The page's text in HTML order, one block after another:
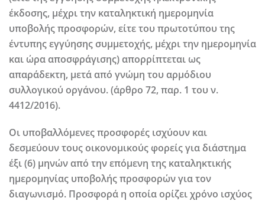
έκδοσης, μέχρι την καταληκτική ημερομηνία
υποβολής προσφορών, είτε του πρωτοτύπου της
έντυπης εγγύησης συμμετοχής, μέχρι την ημερομηνία
και ώρα αποσφράγισης) απορρίπτεται ως
απαράδεκτη, μετά από γνώμη του αρμόδιου
συλλογικού οργάνου. (άρθρο 72, παρ. 1 του ν.
4412/2016).
Οι υποβαλλόμενες προσφορές ισχύουν και
δεσμεύουν τους οικονομικούς φορείς για διάστημα
έξι (6) μηνών από την επόμενη της καταληκτικής
ημερομηνίας υποβολής προσφορών για τον
διαγωνισμό. Προσφορά η οποία ορίζει χρόνο ισχύος